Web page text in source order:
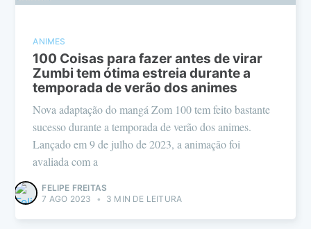
ANIMES
100 Coisas para fazer antes de virar
Zumbi tem ótima estreia durante a
temporada de verão dos animes
Nova adaptação do mangá Zom 100 tem feito bastante
sucesso durante a temporada de verão dos animes.
Lançado em 9 de julho de 2023, a animação foi
avaliada com a
FELIPE FREITAS
7 AGO 2023
• 3 MIN DE LEITURA